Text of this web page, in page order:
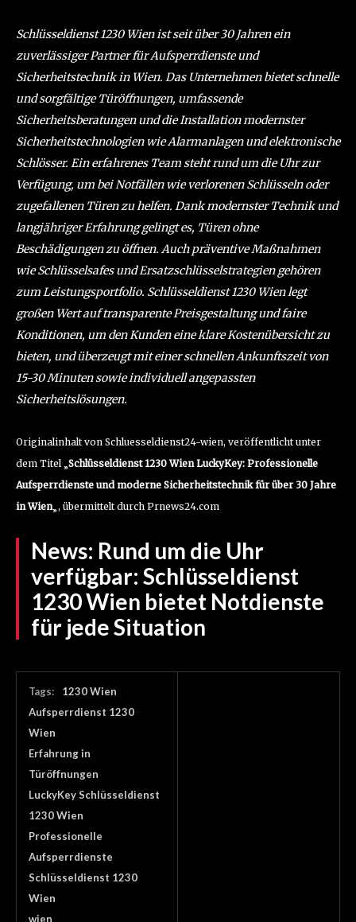
Schlüsseldienst 1230 Wien ist seit über 30 Jahren ein
zuverlässiger Partner für Aufsperrdienste und
Sicherheitstechnik in Wien. Das Unternehmen bietet schnelle
und sorgfältige Türöffnungen, umfassende
Sicherheitsberatungen und die Installation modernster
Sicherheitstechnologien wie Alarmanlagen und elektronische
Schlösser. Ein erfahrenes Team steht rund um die Uhr zur
Verfügung, um bei Notfällen wie verlorenen Schlüsseln oder
zugefallenen Türen zu helfen. Dank modernster Technik und
langjähriger Erfahrung gelingt es, Türen ohne
Beschädigungen zu öffnen. Auch präventive Maßnahmen
wie Schlüsselsafes und Ersatzschlüsselstrategien gehören
zum Leistungsportfolio. Schlüsseldienst 1230 Wien legt
großen Wert auf transparente Preisgestaltung und faire
Konditionen, um den Kunden eine klare Kostenübersicht zu
bieten, und überzeugt mit einer schnellen Ankunftszeit von
15-30 Minuten sowie individuell angepassten
Sicherheitslösungen.
Originalinhalt von Schluesseldienst24-wien, veröffentlicht unter
dem Titel „ Schlüsseldienst 1230 Wien LuckyKey: Professionelle
Aufsperrdienste und moderne Sicherheitstechnik für über 30 Jahre
in Wien „, übermittelt durch Prnews24.com
News: Rund um die Uhr
verfügbar: Schlüsseldienst
1230 Wien bietet Notdienste
für jede Situation
Tags:
1230 Wien
Aufsperrdienst 1230
Wien
Erfahrung in
Türöffnungen
LuckyKey Schlüsseldienst
1230 Wien
Professionelle
Aufsperrdienste
Schlüsseldienst 1230
Wien
wien